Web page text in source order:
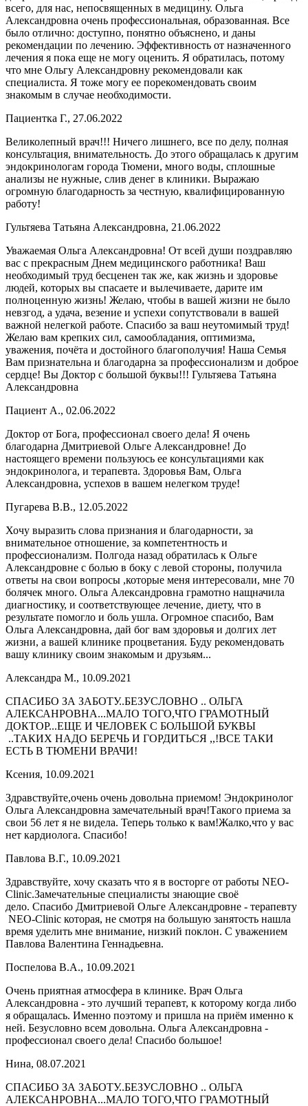
всего, для нас, непосвященных в медицину. Ольга
Александровна очень профессиональная, образованная. Все
было отлично: доступно, понятно объяснено, и даны
рекомендации по лечению. Эффективность от назначенного
лечения я пока еще не могу оценить. Я обратилась, потому
что мне Ольгу Александровну рекомендовали как
специалиста. Я тоже могу ее порекомендовать своим
знакомым в случае необходимости.
Пациентка Г., 27.06.2022
Великолепный врач!!! Ничего лишнего, все по делу, полная
консультация, внимательность. До этого обращалась к другим
эндокринологам города Тюмени, много воды, сплошные
анализы не нужные, слив денег в клиники. Выражаю
огромную благодарность за честную, квалифицированную
работу!
Гультяева Татьяна Александровна, 21.06.2022
Уважаемая Ольга Александровна! От всей души поздравляю
вас с прекрасным Днем медицинского работника! Ваш
необходимый труд бесценен так же, как жизнь и здоровье
людей, которых вы спасаете и вылечиваете, дарите им
полноценную жизнь! Желаю, чтобы в вашей жизни не было
невзгод, а удача, везение и успехи сопутствовали в вашей
важной нелегкой работе. Спасибо за ваш неутомимый труд!
Желаю вам крепких сил, самообладания, оптимизма,
уважения, почёта и достойного благополучия! Наша Семья
Вам признательна и благодарна за профессионализм и доброе
сердце! Вы Доктор с большой буквы!!! Гультяева Татьяна
Александровна
Пациент А., 02.06.2022
Доктор от Бога, профессионал своего дела! Я очень
благодарна Дмитриевой Ольге Александровне! До
настоящего времени пользуюсь ее консультациями как
эндокринолога, и терапевта. Здоровья Вам, Ольга
Александровна, успехов в вашем нелегком труде!
Пугарева В.В., 12.05.2022
Хочу выразить слова признания и благодарности, за
внимательное отношение, за компетентность и
профессионализм. Полгода назад обратилась к Ольге
Александровне с болью в боку с левой стороны, получила
ответы на свои вопросы ,которые меня интересовали, мне 70
болячек много. Ольга Александровна грамотно нащначила
диагностику, и соответствующее лечение, диету, что в
результате помогло и боль ушла. Огромное спасибо, Вам
Ольга Александровна, дай бог вам здоровья и долгих лет
жизни, а вашей клинике процветания. Буду рекомендовать
вашу клинику своим знакомым и друзьям...
Александра М., 10.09.2021
СПАСИБО ЗА ЗАБОТУ..БЕЗУСЛОВНО .. ОЛЬГА
АЛЕКСАНРОВНА...МАЛО ТОГО,ЧТО ГРАМОТНЫЙ
ДОКТОР...ЕЩЕ И ЧЕЛОВЕК С БОЛЬШОЙ БУКВЫ
..ТАКИХ НАДО БЕРЕЧЬ И ГОРДИТЬСЯ ,,!ВСЕ ТАКИ
ЕСТЬ В ТЮМЕНИ ВРАЧИ!
Ксения, 10.09.2021
Здравствуйте,очень очень довольна приемом! Эндокринолог
Ольга Александровна замечательный врач!Такого приема за
свои 56 лет я не видела. Теперь только к вам!Жалко,что у вас
нет кардиолога. Спасибо!
Павлова В.Г., 10.09.2021
Здравствуйте, хочу сказать что я в восторге от работы NEO-
Clinic.Замечательные специалисты знающие своё
дело. Спасибо Дмитриевой Ольге Александровне - терапевту
NEO-Clinic которая, не смотря на большую занятость нашла
время уделить мне внимание, низкий поклон. С уважением
Павлова Валентина Геннадьевна.
Поспелова В.А., 10.09.2021
Очень приятная атмосфера в клинике. Врач Ольга
Александровна - это лучший терапевт, к которому когда либо
я обращалась. Именно поэтому и пришла на приём именно к
ней. Безусловно всем довольна. Ольга Александровна -
профессионал своего дела! Спасибо большое!
Нина, 08.07.2021
СПАСИБО ЗА ЗАБОТУ..БЕЗУСЛОВНО .. ОЛЬГА
АЛЕКСАНРОВНА...МАЛО ТОГО,ЧТО ГРАМОТНЫЙ